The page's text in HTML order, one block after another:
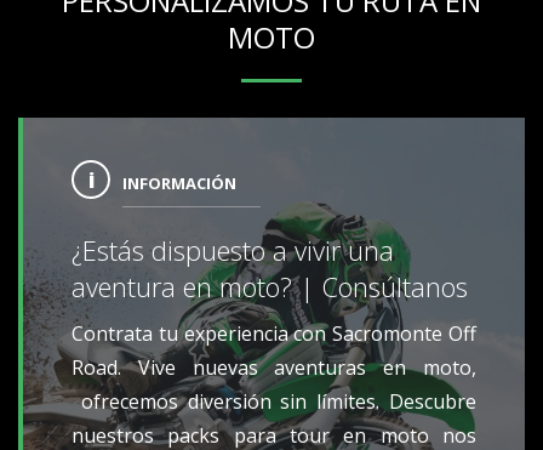
MOTO
INFORMACIÓN
¿Estás dispuesto a vivir una
aventura en moto? | Consúltanos
Contrata tu experiencia con Sacromonte Off
Road. Vive nuevas aventuras en moto,
ofrecemos diversión sin límites. Descubre
nuestros packs para tour en moto nos